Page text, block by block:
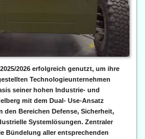
2026 erfolgreich genutzt, um ihre
Technologieunternehmen
seiner hohen Industrie- und
mit dem Dual- Use-Ansatz
den Bereichen Defense, Sicherheit,
Systemlösungen. Zentraler
Bündelung aller entsprechenden